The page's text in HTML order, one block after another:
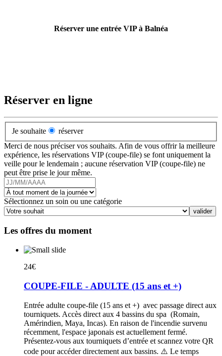
Réserver une entrée VIP à Balnéa
Réserver en ligne
Je souhaite
réserver
Merci de nous préciser vos souhaits. Afin de vous offrir la meilleure
expérience, les réservations VIP (coupe-file) se font uniquement la
veille pour le lendemain ; aucune réservation VIP (coupe-file) ne
peut être prise le jour même.
Sélectionnez un soin ou une catégorie
Les offres du moment
24€
COUPE-FILE - ADULTE (15 ans et +)
Entrée adulte coupe-file (15 ans et +) avec passage direct aux
tourniquets. Accès direct aux 4 bassins du spa (Romain,
Amérindien, Maya, Incas). En raison de l'incendie survenu
récemment, l'espace japonais est actuellement fermé.
Présentez-vous aux tourniquets d’entrée et scannez votre QR
code pour accéder directement aux bassins. ⚠️ Le temps